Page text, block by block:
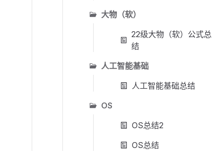
大物（软）
22级大物（软）公式总
结
人工智能基础
人工智能基础总结
OS
OS总结2
OS总结